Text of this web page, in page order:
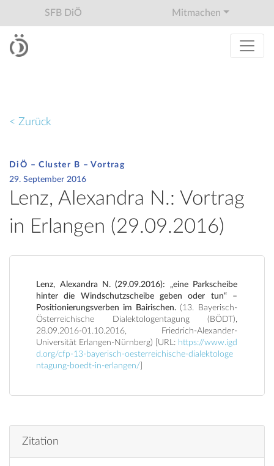
SFB DiÖ Mitmachen
< Zurück
DiÖ – Cluster B – Vortrag
29. September 2016
Lenz, Alexandra N.: Vortrag
in Erlangen (29.09.2016)
Lenz, Alexandra N. (29.09.2016): „eine Parkscheibe
hinter die Windschutzscheibe geben oder tun“ –
Positionierungsverben im Bairischen. (13. Bayerisch-
Österreichische Dialektologentagung (BÖDT),
28.09.2016-01.10.2016, Friedrich-Alexander-
Universität Erlangen-Nürnberg) [URL: https://www.igd
d.org/cfp-13-bayerisch-oesterreichische-dialektologe
ntagung-boedt-in-erlangen/
Zitation